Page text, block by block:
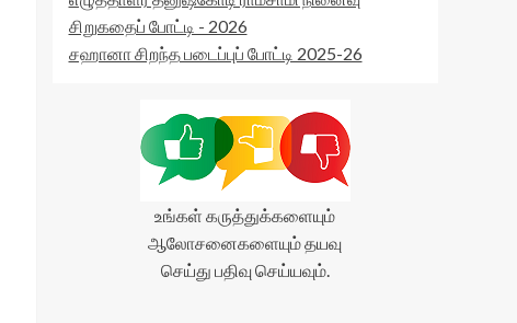
சிறுகதைப் போட்டி - 2026
சஹானா சிறந்த படைப்புப் போட்டி 2025-26
உங்கள் கருத்துக்களையும்
ஆலோசனைகளையும் தயவு
செய்து பதிவு செய்யவும்.